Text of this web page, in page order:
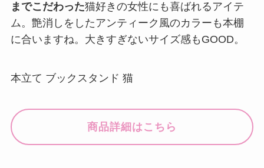
までこだわった猫好きの女性にも喜ばれるアイテ
ム。艶消しをしたアンティーク風のカラーも本棚
に合いますね。大きすぎないサイズ感もGOOD。
本立て ブックスタンド 猫
商品詳細はこちら